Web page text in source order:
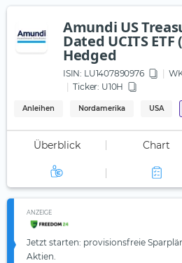
Amundi US
Dated UCITS ETF
Hedged
ISIN: LU1407890976
Ticker: U10H
Anleihen Nordamerika USA
Überblick Chart
ANZEIGE
Jetzt starten: provisionsfreie
Aktien.